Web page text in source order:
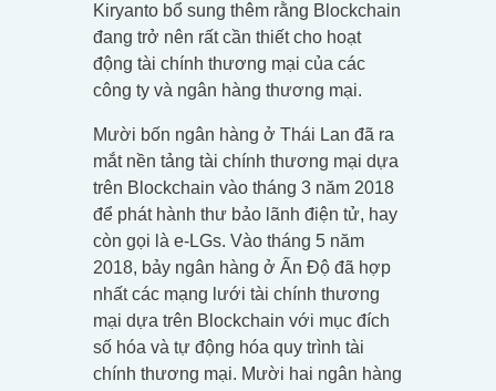
Kiryanto bổ sung thêm rằng Blockchain
đang trở nên rất cần thiết cho hoạt
động tài chính thương mại của các
công ty và ngân hàng thương mại.
Mười bốn ngân hàng ở Thái Lan đã ra
mắt nền tảng tài chính thương mại dựa
trên Blockchain vào tháng 3 năm 2018
để phát hành thư bảo lãnh điện tử, hay
còn gọi là e-LGs. Vào tháng 5 năm
2018, bảy ngân hàng ở Ấn Độ đã hợp
nhất các mạng lưới tài chính thương
mại dựa trên Blockchain với mục đích
số hóa và tự động hóa quy trình tài
chính thương mại. Mười hai ngân hàng